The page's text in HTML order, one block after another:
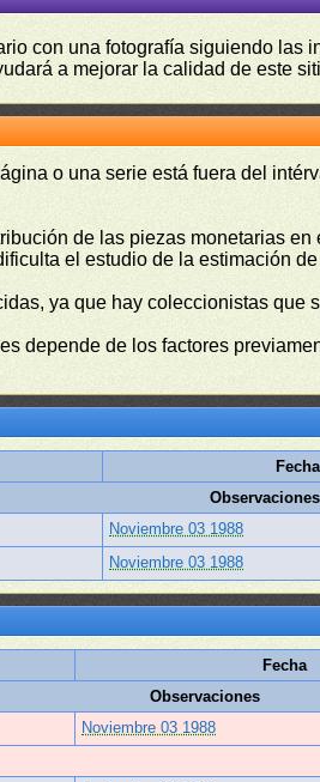
con una fotografía siguiendo las
a mejorar la calidad de este
o una serie está fuera del
de las piezas monetarias
el estudio de la estimación
ya que hay coleccionistas que
depende de los factores
Fecha
Observaciones
Noviembre 03 1988
Noviembre 03 1988
Fecha
Observaciones
Noviembre 03 1988